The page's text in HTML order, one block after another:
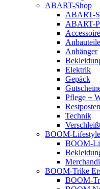
ABART-Shop
ABART-
ABART-
Anbauteile
Anhänger
Elektrik
Gepäck
Pflege +
Restposten
Technik
BOOM-Lifestyle
BOOM-
BOOM-Trike
BOOM-